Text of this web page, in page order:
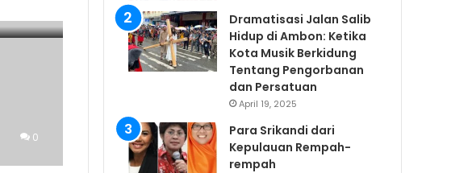
0
Dramatisasi Jalan Salib
Hidup di Ambon: Ketika
Kota Musik Berkidung
Tentang Pengorbanan
dan Persatuan
April 19, 2025
Para Srikandi dari
Kepulauan Rempah-
rempah